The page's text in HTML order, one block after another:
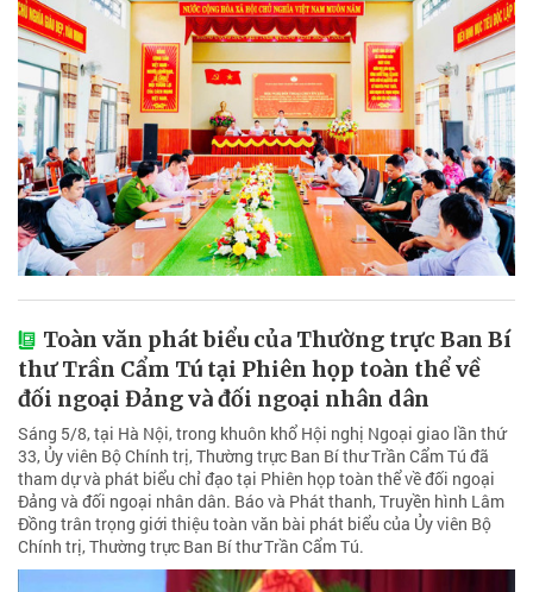
Toàn văn phát biểu của Thường trực Ban Bí
thư Trần Cẩm Tú tại Phiên họp toàn thể về
đối ngoại Đảng và đối ngoại nhân dân
Sáng 5/8, tại Hà Nội, trong khuôn khổ Hội nghị Ngoại giao lần thứ
33, Ủy viên Bộ Chính trị, Thường trực Ban Bí thư Trần Cẩm Tú đã
tham dự và phát biểu chỉ đạo tại Phiên họp toàn thể về đối ngoại
Đảng và đối ngoại nhân dân. Báo và Phát thanh, Truyền hình Lâm
Đồng trân trọng giới thiệu toàn văn bài phát biểu của Ủy viên Bộ
Chính trị, Thường trực Ban Bí thư Trần Cẩm Tú.